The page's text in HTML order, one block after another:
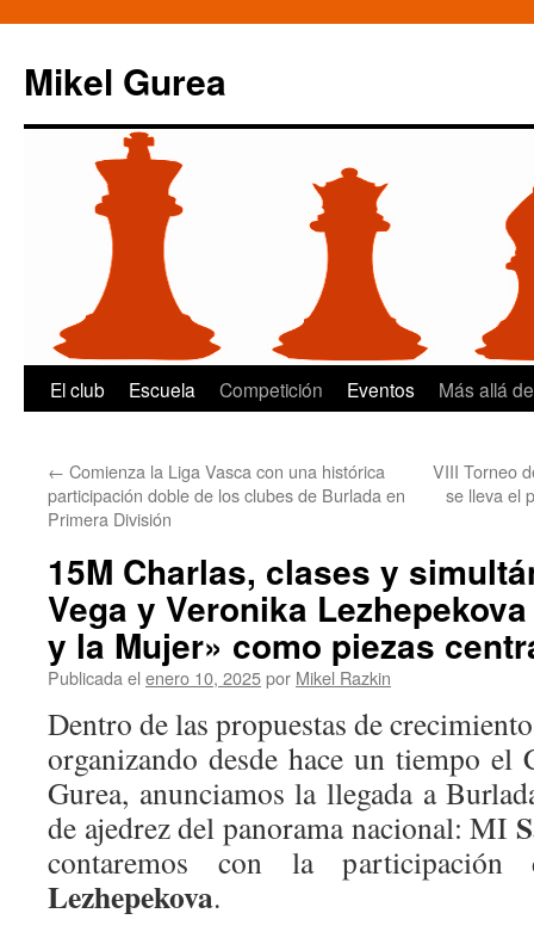
Mikel Gurea
Saltar
contenido
El club Escuela Competición Eventos Más allá
← Comienza la Liga Vasca con una histórica
participación doble de los clubes de Burlada en
Primera División
VIII Torneo
se lleva el
15M Charlas, clases y
Vega y Veronika
y la Mujer» como piezas
Publicada el enero 10, 2025por Mikel Razkin
Dentro de las propuestas de
organizando desde hace un tiempo
Gurea, anunciamos la llegada a
de ajedrez del panorama nacional: MI
contaremos con la
Lezhepekova.